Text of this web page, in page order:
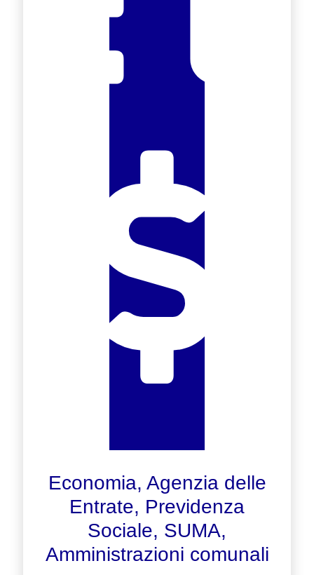
Economia, Agenzia delle
Entrate, Previdenza
Sociale, SUMA,
Amministrazioni comunali